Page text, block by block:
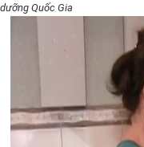
dưỡng Quốc Gia